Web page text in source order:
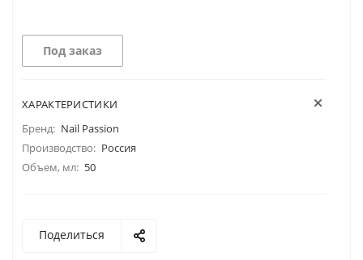
Под заказ
ХАРАКТЕРИСТИКИ
Бренд: Nail Passion
Производство: Россия
Объем, мл: 50
Поделиться